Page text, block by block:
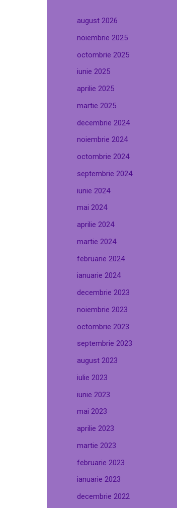
august 2026
noiembrie 2025
octombrie 2025
iunie 2025
aprilie 2025
martie 2025
decembrie 2024
noiembrie 2024
octombrie 2024
septembrie 2024
iunie 2024
mai 2024
aprilie 2024
martie 2024
februarie 2024
ianuarie 2024
decembrie 2023
noiembrie 2023
octombrie 2023
septembrie 2023
august 2023
iulie 2023
iunie 2023
mai 2023
aprilie 2023
martie 2023
februarie 2023
ianuarie 2023
decembrie 2022